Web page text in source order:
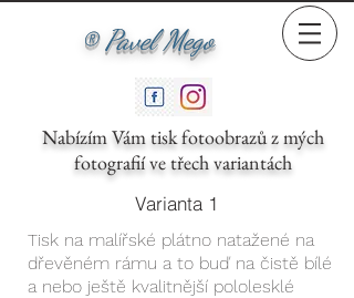
® Pavel Mego
Nabízím Vám tisk fotoobrazů z mých
fotografií ve třech variantách
Varianta 1
Tisk na malířské plátno natažené na
dřevěném rámu a to buď na čistě bílé
a nebo ještě kvalitnější pololesklé